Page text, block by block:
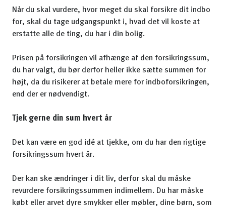
Når du skal vurdere, hvor meget du skal forsikre dit indbo
for, skal du tage udgangspunkt i, hvad det vil koste at
erstatte alle de ting, du har i din bolig.
Prisen på forsikringen vil afhænge af den forsikringssum,
du har valgt, du bør derfor heller ikke sætte summen for
højt, da du risikerer at betale mere for indboforsikringen,
end der er nødvendigt.
Tjek gerne din sum hvert år
Det kan være en god idé at tjekke, om du har den rigtige
forsikringssum hvert år.
Der kan ske ændringer i dit liv, derfor skal du måske
revurdere forsikringssummen indimellem. Du har måske
købt eller arvet dyre smykker eller møbler, dine børn, som